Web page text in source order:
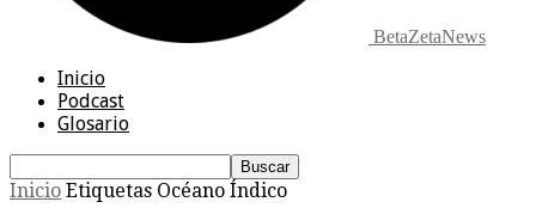
BetaZetaNews
Inicio
Podcast
Glosario
Inicio Etiquetas Océano Índico